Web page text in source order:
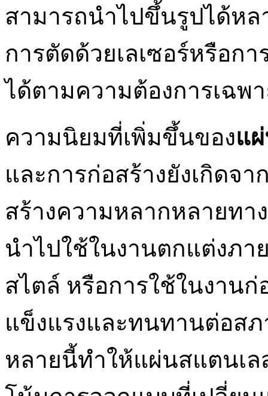
สามารถนำไปขึ้นรูปได้ห
การตัดด้วยเลเซอร์หรือก
ได้ตามความต้องการเฉพ
ความนิยมที่เพิ่มขึ้นของแ
และการก่อสร้างยังเกิดจ
สร้างความหลากหลายทา
นำไปใช้ในงานตกแต่งภา
สไตล์ หรือการใช้ในงาน
แข็งแรงและทนทานต่อส
หลายนี้ทำให้แผ่นสแตนเ